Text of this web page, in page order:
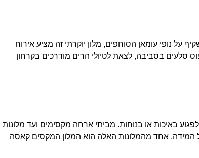
על נופי עומאן הסוחפים, מלון יוקרתי זה מציע אירוח
סלעים בסביבה, לצאת לטיולי הרים מודרכים בקרחון
באיכות או בנוחות. מביתי ארחה מקסימים ועד מלונות
על המידה. אחד מהמלונות האלה הוא המלון המקסים קאסה